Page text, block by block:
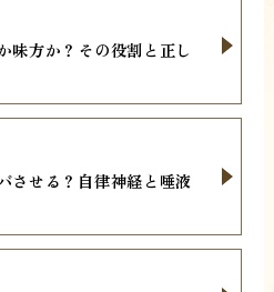
味方か？その役割と正し
させる？自律神経と唾液